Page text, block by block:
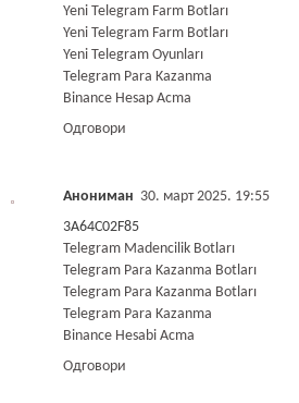
Yeni Telegram Farm Botları
Yeni Telegram Farm Botları
Yeni Telegram Oyunları
Telegram Para Kazanma
Binance Hesap Acma
Одговори
Анониман 30. март 2025. 19:55
3A64C02F85
Telegram Madencilik Botları
Telegram Para Kazanma Botları
Telegram Para Kazanma Botları
Telegram Para Kazanma
Binance Hesabi Acma
Одговори